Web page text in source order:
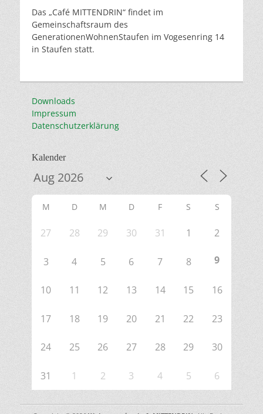
Das „Café MITTENDRIN“ findet im
Gemeinschaftsraum des
GenerationenWohnenStaufen im Vogesenring 14
in Staufen statt.
Downloads
Impressum
Datenschutzerklärung
Kalender
M D M D F S S
27 28 29 30 31 1 2
3 4 5 6 7 8 9
10 11 12 13 14 15 16
17 18 19 20 21 22 23
24 25 26 27 28 29 30
31 1 2 3 4 5 6